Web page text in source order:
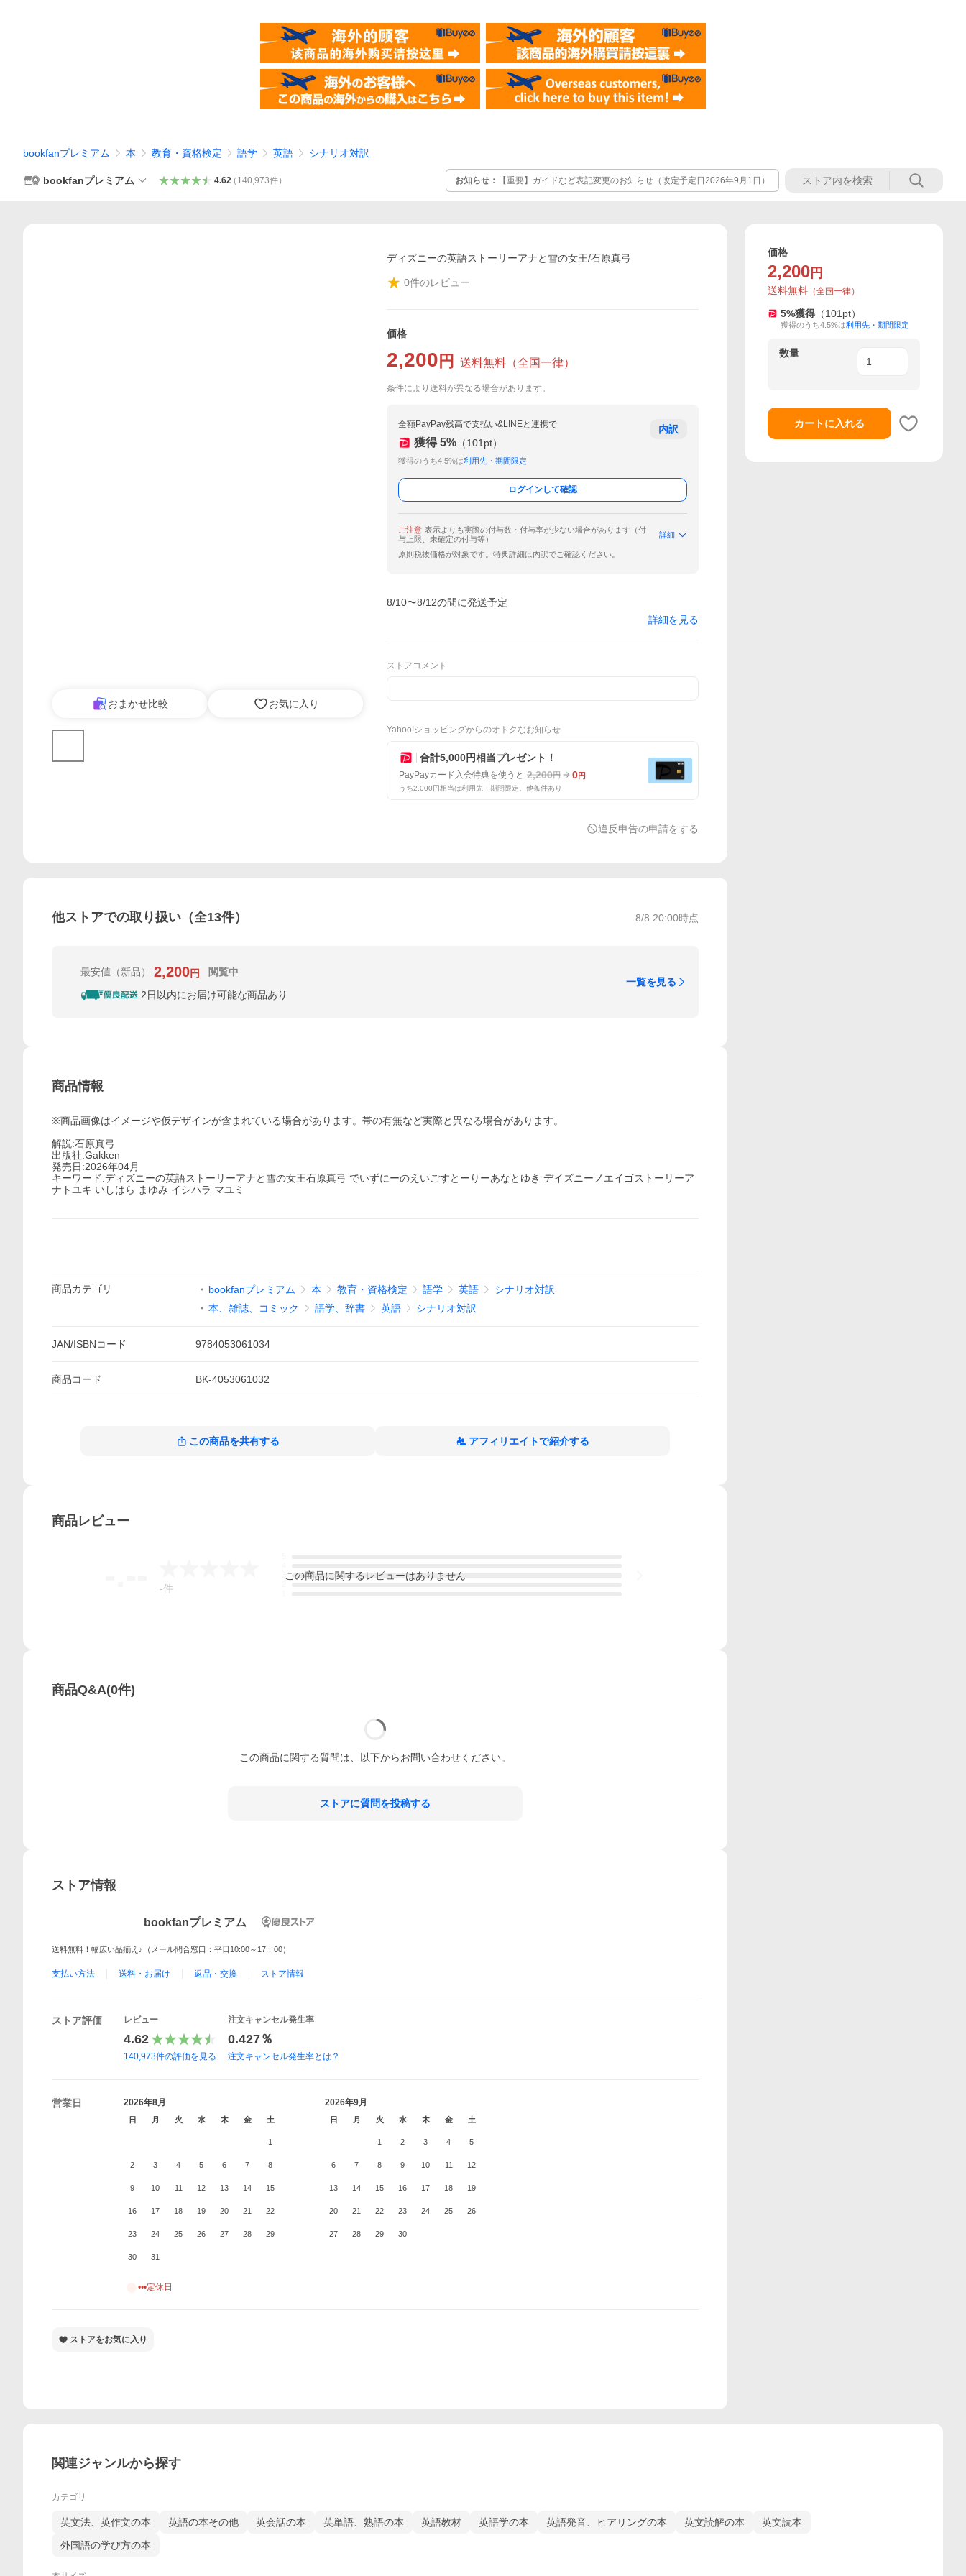
bookfanプレミアム 本 教育・資格検定 語学 英語 シナリオ対訳
bookfanプレミアム 4.62（ 140,973件） お知らせ： 【重要】ガイドなど表記変更のお知らせ（改定予定日2026年9月1日）
おまかせ比較 お気に入り
ディズニーの英語ストーリーアナと雪の女王/石原真弓
0件のレビュー
価格
2,200 円 送料無料 （全国一律）
条件により送料が異なる場合があります。
全額PayPay残高で支払い&LINEと連携で
獲得 5% （101 pt）
獲得のうち4.5%は利用先・期間限定
内訳
ログインして確認
ご注意 表示よりも実際の付与数・付与率が少ない場合があります（付
与上限、未確定の付与等）
詳細
原則税抜価格が対象です。特典詳細は内訳でご確認ください。
8/10〜8/12の間に発送予定
詳細を見る
ストアコメント
Yahoo!ショッピングからのオトクなお知らせ
合計5,000円相当プレゼント！
PayPayカード入会特典を使うと 2,200円 0円
うち2,000円相当は利用先・期間限定。他条件あり
違反申告の申請をする
他ストアでの取り扱い（全13件） 8/8 20:00時点
最安値 （新品） 2,200円
閲覧中
2日以内にお届け可能な商品あり
一覧を見る
商品情報
※商品画像はイメージや仮デザインが含まれている場合があります。帯の有無など実際と異なる場合があります。
解説:石原真弓
出版社:Gakken
発売日:2026年04月
キーワード:ディズニーの英語ストーリーアナと雪の女王石原真弓 でいずにーのえいごすとーりーあなとゆき デイズニーノエイゴストーリーア
ナトユキ いしはら まゆみ イシハラ マユミ
商品カテゴリ bookfanプレミアム 本 教育・資格検定 語学 英語
シナリオ対訳
本、雑誌、コミック
語学、辞書 英語 シナリオ対訳
JAN/ISBNコード 9784053061034
商品コード BK-4053061032
この商品を共有する アフィリエイトで紹介する
商品レビュー
-件
この商品に関するレビューはありません
商品Q&A(0件)
この商品に関する質問は、以下からお問い合わせください。
ストアに質問を投稿する
ストア情報
bookfanプレミアム
送料無料！幅広い品揃え♪（メール問合窓口：平日10:00～17：00）
支払い方法 送料・お届け 返品・交換 ストア情報
ストア評価 レビュー
4.62
140,973件の評価を見る
注文キャンセル発生率
0.427％
注文キャンセル発生率とは？
営業日 2026年8月
日 月 火 水 木 金 土
1
2 3 4 5 6 7 8
9 10 11 12 13 14 15
16 17 18 19 20 21 22
23 24 25 26 27 28 29
30 31
2026年9月
日 月 火 水 木 金 土
1 2 3 4 5
6 7 8 9 10 11 12
13 14 15 16 17 18 19
20 21 22 23 24 25 26
27 28 29 30
•••定休日
ストアをお気に入り
価格
2,200 円
送料無料 （全国一律）
5%獲得 （101 pt）
獲得のうち4.5%は利用先・期間限定
数量
カートに入れる
関連ジャンルから探す
カテゴリ
英文法、英作文の本 英語の本その他 英会話の本 英単語、熟語の本 英語教材 英語学の本 英語発音、ヒアリングの本 英文読解の本
英文読本
外国語の学び方の本